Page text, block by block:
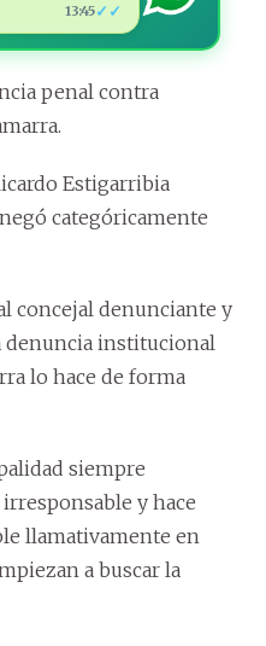
13:45✓✓
penal contra
Estigarribia
categóricamente
concejal denunciante y
denuncia institucional
lo hace de forma
siempre
y hace
llamativamente en
a buscar la